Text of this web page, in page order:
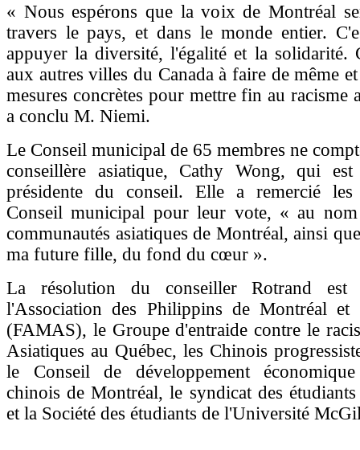
« Nous espérons que la voix de Montréal
travers le pays, et dans le monde entier.
appuyer la diversité, l'égalité et la solidarité.
aux autres villes du Canada à faire de même
mesures concrètes pour mettre fin au racisme
a conclu M. Niemi.
Le Conseil municipal de 65 membres ne
conseillère asiatique, Cathy Wong, qui est
présidente du conseil. Elle a remercié les
Conseil municipal pour leur vote, « au
communautés asiatiques de Montréal, ainsi
ma future fille, du fond du cœur ».
La résolution du conseiller Rotrand est
l'Association des Philippins de Montréal et
(FAMAS), le Groupe d'entraide contre le
Asiatiques au Québec, les Chinois
le Conseil de développement
chinois de Montréal, le syndicat des
et la Société des étudiants de l'Université